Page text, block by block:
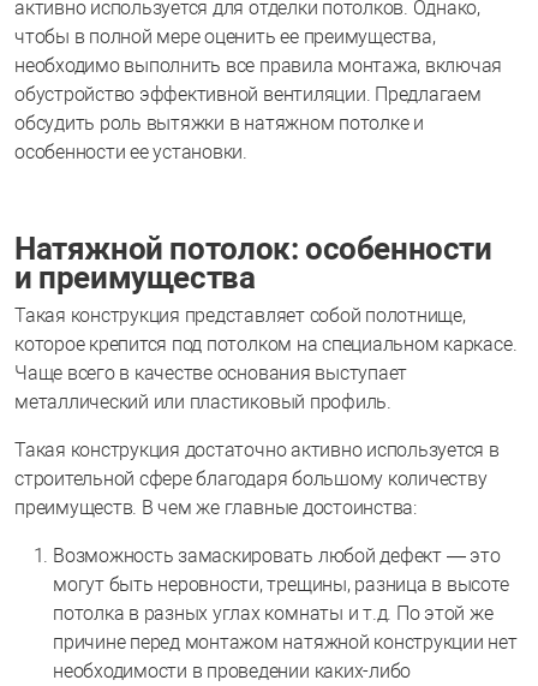
активно используется для отделки потолков. Однако,
чтобы в полной мере оценить ее преимущества,
необходимо выполнить все правила монтажа, включая
обустройство эффективной вентиляции. Предлагаем
обсудить роль вытяжки в натяжном потолке и
особенности ее установки.
Натяжной потолок: особенности
и преимущества
Такая конструкция представляет собой полотнище,
которое крепится под потолком на специальном каркасе.
Чаще всего в качестве основания выступает
металлический или пластиковый профиль.
Такая конструкция достаточно активно используется в
строительной сфере благодаря большому количеству
преимуществ. В чем же главные достоинства:
Возможность замаскировать любой дефект — это
могут быть неровности, трещины, разница в высоте
потолка в разных углах комнаты и т.д. По этой же
причине перед монтажом натяжной конструкции нет
необходимости в проведении каких-либо